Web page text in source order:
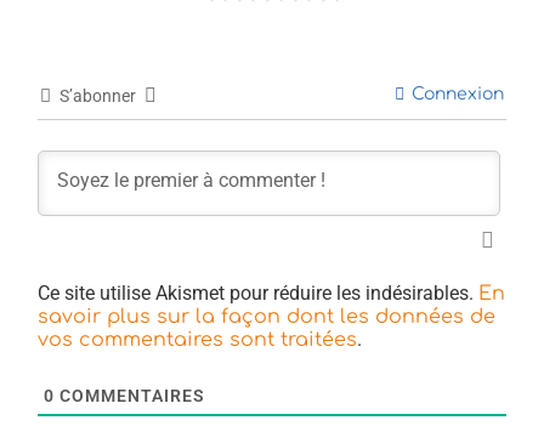
S’abonner Connexion
Ce site utilise Akismet pour réduire les indésirables. En
savoir plus sur la façon dont les données de
vos commentaires sont traitées.
0 COMMENTAIRES